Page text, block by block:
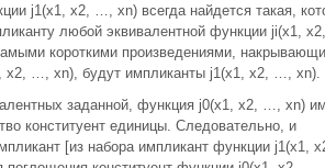
j1(x1, x2, …, xn) всегда найдется такая,
любой эквивалентной функции ji(x1,
короткими произведениями,
x2, …, xn), будут импликанты j1(x1, x2, …, xn).
заданной, функция j0(x1, x2, …, xn)
конституент единицы. Следовательно, и
[из набора импликант функции j1(x1,